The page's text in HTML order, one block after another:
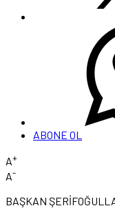
ABONE OL
A+
A-
BAŞKAN